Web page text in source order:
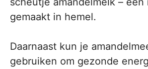
gemaakt in hemel.
Daarnaast kun je
gebruiken om gezonde